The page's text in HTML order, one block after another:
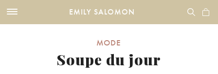
EMILY SALOMON
MODE
Soupe du jour